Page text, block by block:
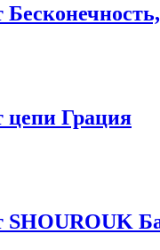
цепи Грация
SHOUROUK